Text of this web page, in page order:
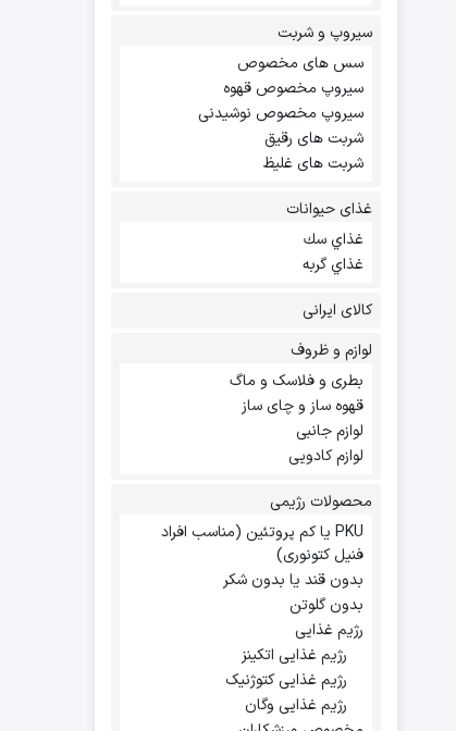
سیروپ و شربت
سس های مخصوص
سیروپ مخصوص قهوه
سیروپ مخصوص نوشیدنی
شربت های رقیق
شربت های غلیظ
غذای حیوانات
غذاي سك
غذاي گربه
کالای ایرانی
لوازم و ظروف
بطری و فلاسک و ماگ
قهوه ساز و چای ساز
لوازم جانبی
لوازم کادویی
محصولات رژیمی
PKU یا کم پروتئین (مناسب افراد
فنیل کتونوری)
بدون قند یا بدون شکر
بدون گلوتن
رژیم غذایی
رژیم غذایی اتکینز
رژیم غذایی کتوژنیک
رژیم غذایی وگان